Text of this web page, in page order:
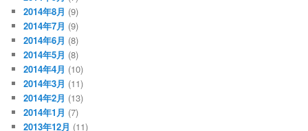
2014年8月 (9)
2014年7月 (9)
2014年6月 (8)
2014年5月 (8)
2014年4月 (10)
2014年3月 (11)
2014年2月 (13)
2014年1月 (7)
2013年12月 (11)